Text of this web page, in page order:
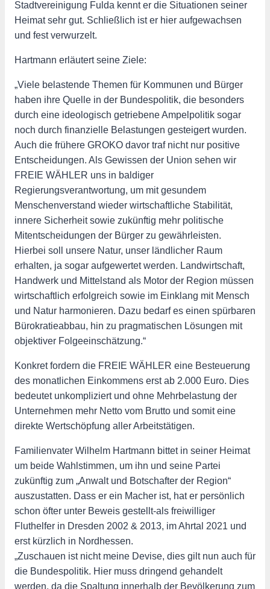
Stadtvereinigung Fulda kennt er die Situationen seiner
Heimat sehr gut. Schließlich ist er hier aufgewachsen
und fest verwurzelt.
Hartmann erläutert seine Ziele:
„Viele belastende Themen für Kommunen und Bürger
haben ihre Quelle in der Bundespolitik, die besonders
durch eine ideologisch getriebene Ampelpolitik sogar
noch durch finanzielle Belastungen gesteigert wurden.
Auch die frühere GROKO davor traf nicht nur positive
Entscheidungen. Als Gewissen der Union sehen wir
FREIE WÄHLER uns in baldiger
Regierungsverantwortung, um mit gesundem
Menschenverstand wieder wirtschaftliche Stabilität,
innere Sicherheit sowie zukünftig mehr politische
Mitentscheidungen der Bürger zu gewährleisten.
Hierbei soll unsere Natur, unser ländlicher Raum
erhalten, ja sogar aufgewertet werden. Landwirtschaft,
Handwerk und Mittelstand als Motor der Region müssen
wirtschaftlich erfolgreich sowie im Einklang mit Mensch
und Natur harmonieren. Dazu bedarf es einen spürbaren
Bürokratieabbau, hin zu pragmatischen Lösungen mit
objektiver Folgeeinschätzung.“
Konkret fordern die FREIE WÄHLER eine Besteuerung
des monatlichen Einkommens erst ab 2.000 Euro. Dies
bedeutet unkompliziert und ohne Mehrbelastung der
Unternehmen mehr Netto vom Brutto und somit eine
direkte Wertschöpfung aller Arbeitstätigen.
Familienvater Wilhelm Hartmann bittet in seiner Heimat
um beide Wahlstimmen, um ihn und seine Partei
zukünftig zum „Anwalt und Botschafter der Region“
auszustatten. Dass er ein Macher ist, hat er persönlich
schon öfter unter Beweis gestellt-als freiwilliger
Fluthelfer in Dresden 2002 & 2013, im Ahrtal 2021 und
erst kürzlich in Nordhessen.
„Zuschauen ist nicht meine Devise, dies gilt nun auch für
die Bundespolitik. Hier muss dringend gehandelt
werden, da die Spaltung innerhalb der Bevölkerung zum